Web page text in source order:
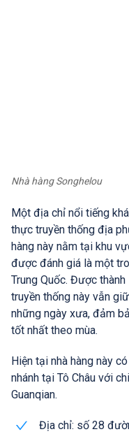
Nhà hàng Songhelou
Một địa chỉ nổi tiếng
thực truyền thống địa
hàng này nằm tại khu
được đánh giá là một
Trung Quốc. Được
truyền thống này vẫn
những ngày xưa, đảm
tốt nhất theo mùa.
Hiện tại nhà hàng này
nhánh tại Tô Châu với
Guanqian.
Địa chỉ: số 28